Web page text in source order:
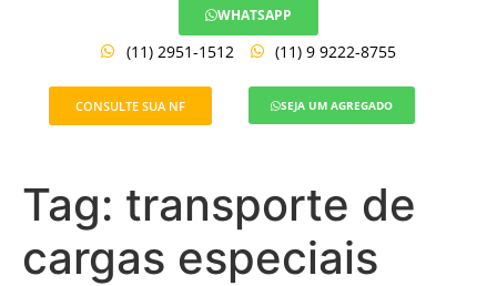
WHATSAPP
(11) 2951-1512 (11) 9 9222-8755
CONSULTE SUA NF SEJA UM AGREGADO
Tag: transporte de
cargas especiais